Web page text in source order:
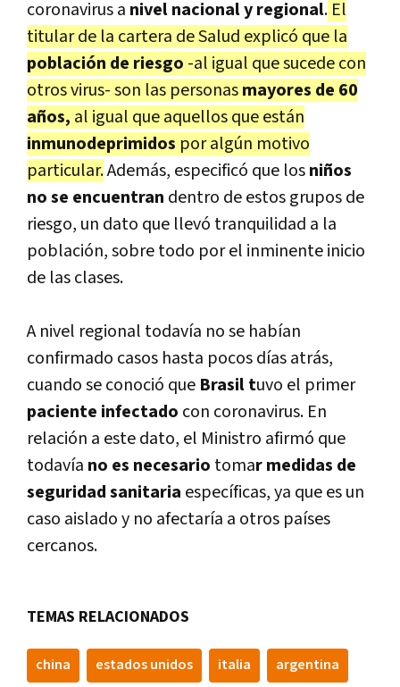
coronavirus a nivel nacional y regional. El
titular de la cartera de Salud explicó que la
población de riesgo -al igual que sucede con
otros virus- son las personasmayores de 60
años, al igual que aquellos que están
inmunodeprimidos por algún motivo
particular.Además, especificó que losniños
no se encuentran dentro de estos grupos de
riesgo, un dato que llevó tranquilidad a la
población, sobre todo por el inminente inicio
de las clases.
A nivel regional todavía no se habían
confirmado casos hasta pocos días atrás,
cuando se conoció que Brasil tuvo el primer
paciente infectado con coronavirus. En
relación a este dato, el Ministro afirmó que
todavía no es necesario tomar medidas de
seguridad sanitaria específicas, ya que es un
caso aislado y no afectaría a otros países
cercanos.
TEMAS RELACIONADOS
china estados unidos italia argentina